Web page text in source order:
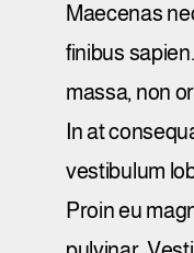
Maecenas
finibus
massa, non
In at
vestibulum
Proin eu